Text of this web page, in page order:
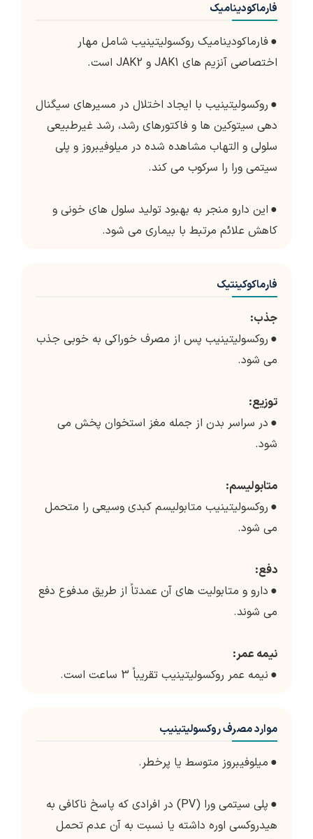
فارماکودینامیک
●فارماکودینامیک روکسولیتینیب شامل مهار
اختصاصی آنزیم های JAK1 و JAK2 است.
● روکسولیتینیب با ایجاد اختلال در مسیرهای سیگنال
دهی سیتوکین ها و فاکتورهای رشد، رشد غیرطبیعی
سلولی و التهاب مشاهده شده در میلوفیبروز و پلی
سیتمی ورا را سرکوب می کند.
● این دارو منجر به بهبود تولید سلول های خونی و
کاهش علائم مرتبط با بیماری می شود.
فارماکوکینتیک
جذب:
● روکسولیتینیب پس از مصرف خوراکی به خوبی جذب
می شود.
توزیع:
● در سراسر بدن از جمله مغز استخوان پخش می
شود.
متابولیسم:
● روکسولیتینیب متابولیسم کبدی وسیعی را متحمل
می شود.
دفع:
● دارو و متابولیت های آن عمدتاً از طریق مدفوع دفع
می شوند.
نیمه عمر:
● نیمه عمر روکسولیتینیب تقریباً 3 ساعت است.
موارد مصرف روکسولیتینیب
● میلوفیبروز متوسط یا پرخطر.
●
پلی سیتمی ورا (PV) در افرادی که پاسخ ناکافی به
هیدروکسی اوره داشته یا نسبت به آن عدم تحمل